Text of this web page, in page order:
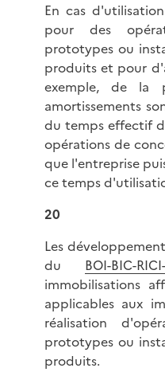
En cas
pour des
prototypes ou
produits et pour
exemple, de la
amortissements
du temps effectif
opérations de
que l'entreprise
ce temps
20
Les
du BOI-BIC-
immobilisations
applicables aux
réalisation
prototypes ou
produits.